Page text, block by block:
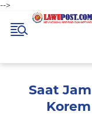
-->
Saat